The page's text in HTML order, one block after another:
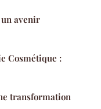
avenir
Cosmétique :
transformation